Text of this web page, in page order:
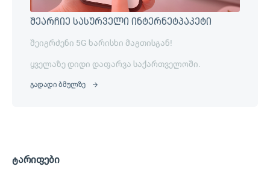
შეარჩიე სასურველი ინტერნეტპაკეტი
შეიგრძენი 5G ხარისხი მაგთისგან!
ყველაზე დიდი დაფარვა საქართველოში.
გადადი ბმულზე
ტარიფები